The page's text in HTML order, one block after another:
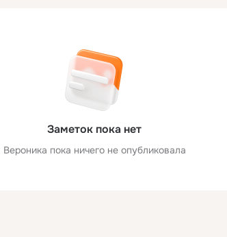
Заметок пока нет
Вероника пока ничего не опубликовала